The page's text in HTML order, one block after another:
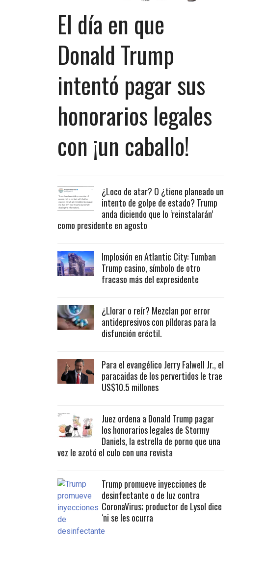
El día en que
Donald Trump
intentó pagar sus
honorarios legales
con ¡un caballo!
¿Loco de atar? O ¿tiene planeado un
intento de golpe de estado? Trump
anda diciendo que lo ‘reinstalarán’
como presidente en agosto
Implosión en Atlantic City: Tumban
Trump casino, símbolo de otro
fracaso más del expresidente
¿Llorar o reír? Mezclan por error
antidepresivos con píldoras para la
disfunción eréctil.
Para el evangélico Jerry Falwell Jr., el
paracaidas de los pervertidos le trae
US$10.5 millones
Juez ordena a Donald Trump pagar
los honorarios legales de Stormy
Daniels, la estrella de porno que una
vez le azotó el culo con una revista
Trump promueve inyecciones de
desinfectante o de luz contra
CoronaVirus; productor de Lysol dice
‘ni se les ocurra